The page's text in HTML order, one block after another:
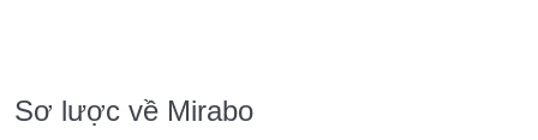
Sơ lược về Mirabo